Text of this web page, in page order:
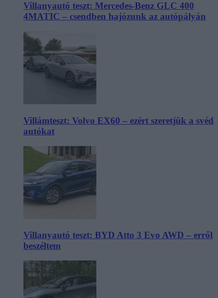
Villanyautó teszt: Mercedes-Benz GLC 400
4MATIC – csendben hajózunk az autópályán
Villámteszt: Volvo EX60 – ezért szeretjük a svéd
autókat
Villanyautó teszt: BYD Atto 3 Evo AWD – erről
beszéltem